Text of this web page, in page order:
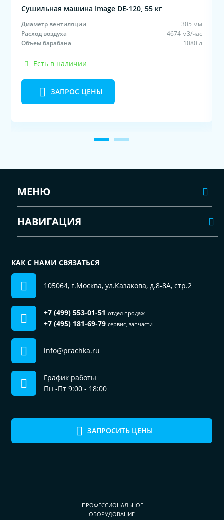
Сушильная машина Image DE-120, 55 кг
Диаметр вентиляции
305 мм
Расход воздуха
4674 м3/час
Объем барабана
1080 л
Есть в наличии
ЗАПРОС ЦЕНЫ
ОК
ПРОФЕССИОНАЛЬНОЕ
ОБОРУДОВАНИЕ
ЗАПРОСИТЬ ЦЕНЫ
МЕНЮ
НАВИГАЦИЯ
КАК С НАМИ СВЯЗАТЬСЯ
105064, г.Москва, ул.Казакова, д.8-8А, стр.2
+7 (499) 553-01-51 отдел продаж
+7 (495) 181-69-79 сервис, запчасти
info@prachka.ru
График работы
Пн -Пт 9:00 - 18:00